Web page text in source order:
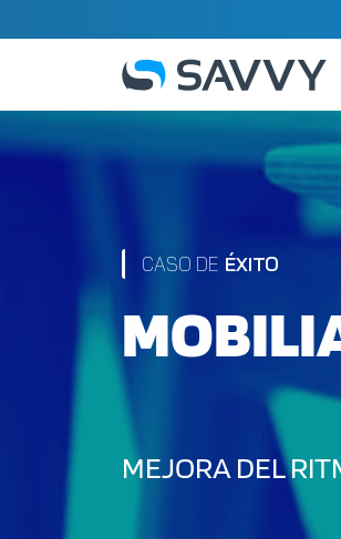
CASO DE ÉXITO
MEJORA DEL